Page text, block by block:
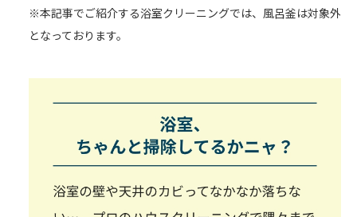
※本記事でご紹介する浴室クリーニングでは、風呂釜は対象外
となっております。